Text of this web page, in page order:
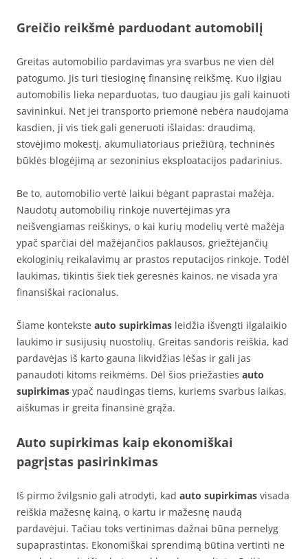
Greičio reikšmė parduodant automobilį
Greitas automobilio pardavimas yra svarbus ne vien dėl
patogumo. Jis turi tiesioginę finansinę reikšmę. Kuo ilgiau
automobilis lieka neparduotas, tuo daugiau jis gali kainuoti
savininkui. Net jei transporto priemonė nebėra naudojama
kasdien, ji vis tiek gali generuoti išlaidas: draudimą,
stovėjimo mokestį, akumuliatoriaus priežiūrą, techninės
būklės blogėjimą ar sezoninius eksploatacijos padarinius.
Be to, automobilio vertė laikui bėgant paprastai mažėja.
Naudotų automobilių rinkoje nuvertėjimas yra
neišvengiamas reiškinys, o kai kurių modelių vertė mažėja
ypač sparčiai dėl mažėjančios paklausos, griežtėjančių
ekologinių reikalavimų ar prastos reputacijos rinkoje. Todėl
laukimas, tikintis šiek tiek geresnės kainos, ne visada yra
finansiškai racionalus.
Šiame kontekste auto supirkimas leidžia išvengti ilgalaikio
laukimo ir susijusių nuostolių. Greitas sandoris reiškia, kad
pardavėjas iš karto gauna likvidžias lėšas ir gali jas
panaudoti kitoms reikmėms. Dėl šios priežasties auto
supirkimas ypač naudingas tiems, kuriems svarbus laikas,
aiškumas ir greita finansinė grąža.
Auto supirkimas kaip ekonomiškai
pagrįstas pasirinkimas
Iš pirmo žvilgsnio gali atrodyti, kad auto supirkimas visada
reiškia mažesnę kainą, o kartu ir mažesnę naudą
pardavėjui. Tačiau toks vertinimas dažnai būna pernelyg
supaprastintas. Ekonomiškai sprendimą būtina vertinti ne